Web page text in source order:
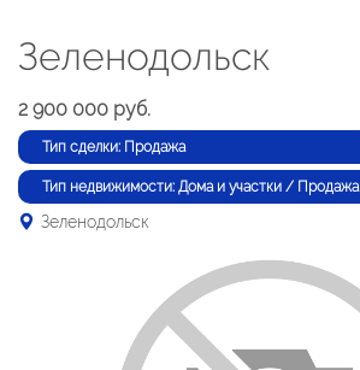
Зеленодольск
2 900 000 руб.
Тип сделки: Продажа
Тип недвижимости: Дома и участки / Продажа
Зеленодольск